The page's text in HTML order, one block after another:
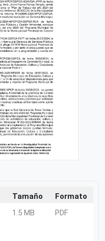
Tamaño
Formato
1.5 MB PDF